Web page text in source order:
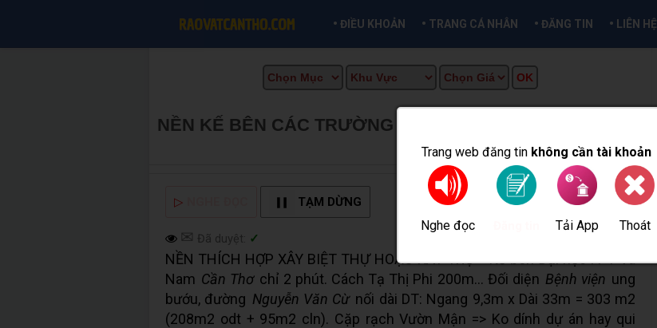
Trang web đăng tin không cần tài khoản
Nghe đọc Tải App Thoát
• ĐIỀU KHOẢN • TRANG CÁ NHÂN • ĐĂNG TIN • LIÊN HỆ
NỀN KẾ BÊN CÁC TRƯỜNG ĐẠI HỌC
▷ TẠM DỪNG
✉ Đã duyệt: ✓
NỀN THÍCH HỢP XÂY BIỆT THỰ HOẶC XÂY TRỌ > Kế bên Đại học FPT Và
Nam Cần Thơ chỉ 2 phút. Cách Tạ Thị Phi 200m... Đối diện Bệnh viện ung
bướu, đường Nguyễn Văn Cừ nối dài DT: Ngang 9,3m x Dài 33m = 303 m2
(208m2 odt + 95m2 cln). Cặp rạch Vườn Mận => Ko dính dự án hay qui